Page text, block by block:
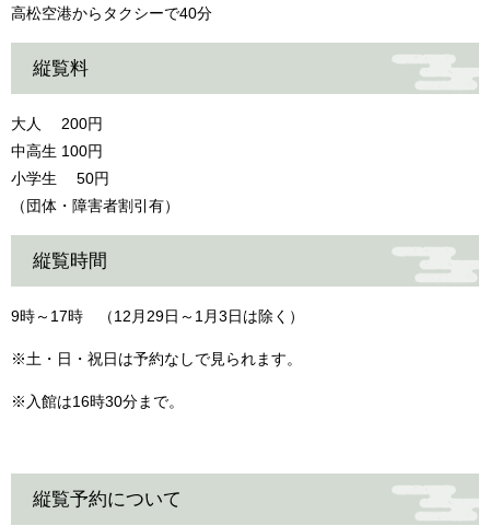
高松空港からタクシーで40分
縦覧料
大人 200円
中高生 100円
小学生 50円
（団体・障害者割引有）
縦覧時間
9時～17時 （12月29日～1月3日は除く）
※土・日・祝日は予約なしで見られます。
※入館は16時30分まで。
縦覧予約について